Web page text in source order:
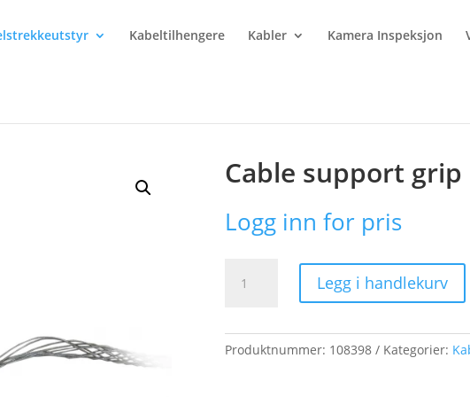
Kabeltilhengere Kabler Kamera Inspeksjon
Cable support grip
Logg inn for pris
support
1
lateral
Legg i handlekurv
Produktnummer: 108398 Kategorier: